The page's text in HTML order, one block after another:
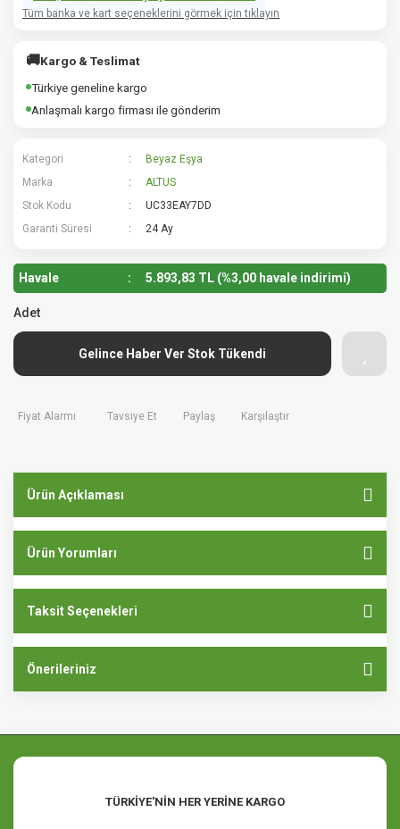
Tüm banka ve kart seçeneklerini görmek için tıklayın
🚚Kargo & Teslimat
Türkiye geneline kargo
Anlaşmalı kargo firması ile gönderim
Kategori
Beyaz Eşya
Marka
ALTUS
Stok Kodu
UC33EAY7DD
Garanti Süresi
24 Ay
Havale 5.893,83 TL (%3,00 havale indirimi)
Adet
Gelince Haber Ver Stok Tükendi
Fiyat Alarmı Tavsiye Et Paylaş Karşılaştır
Ürün Açıklaması
Ürün Yorumları
Taksit Seçenekleri
Önerileriniz
TÜRKİYE'NİN HER YERİNE KARGO